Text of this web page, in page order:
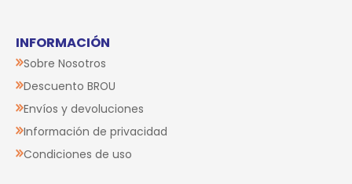
INFORMACIÓN
Sobre Nosotros
Descuento BROU
Envíos y devoluciones
Información de privacidad
Condiciones de uso